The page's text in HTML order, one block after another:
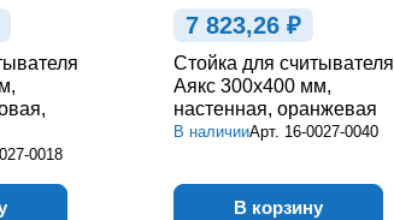
0018
7 823,26 ₽
Стойка для считывателя
Аякс 300х400 мм,
настенная, оранжевая
В наличииАрт. 16-0027-0040
В корзину